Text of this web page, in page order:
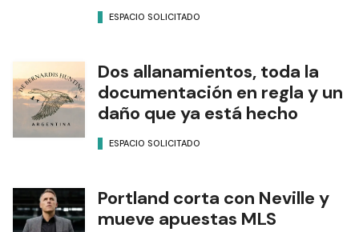
ESPACIO SOLICITADO
Dos allanamientos, toda la
documentación en regla y un
daño que ya está hecho
ESPACIO SOLICITADO
Portland corta con Neville y
mueve apuestas MLS